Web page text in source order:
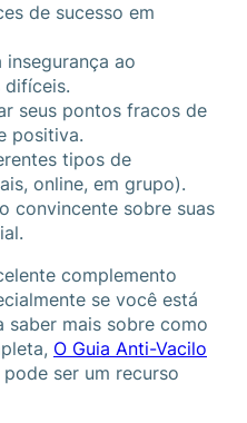
de sucesso em
ao
difíceis.
seus pontos fracos de
positiva.
tipos de
online, em grupo).
convincente sobre suas
complemento
se você está
saber mais sobre como
O Guia Anti-Vacilo
pode ser um recurso